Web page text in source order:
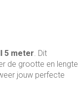
5 meter. Dit
de grootte en lengte
jouw perfecte